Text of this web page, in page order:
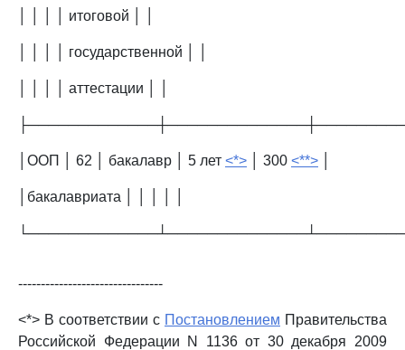
│ │ │ │ итоговой │ │
│ │ │ │ государственной │ │
│ │ │ │ аттестации │ │
│ООП │ 62 │ бакалавр │ 5 лет <*> │ 300 <**>
│бакалавриата │ │ │ │ │
--------------------------------
<*> В соответствии с Постановлением Правительства
Российской Федерации N 1136 от 30 декабря 2009